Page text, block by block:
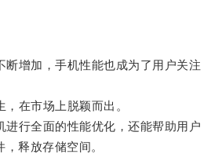
增加，手机性能也成为了用户关注
在市场上脱颖而出。
行全面的性能优化，还能帮助用户
释放存储空间。